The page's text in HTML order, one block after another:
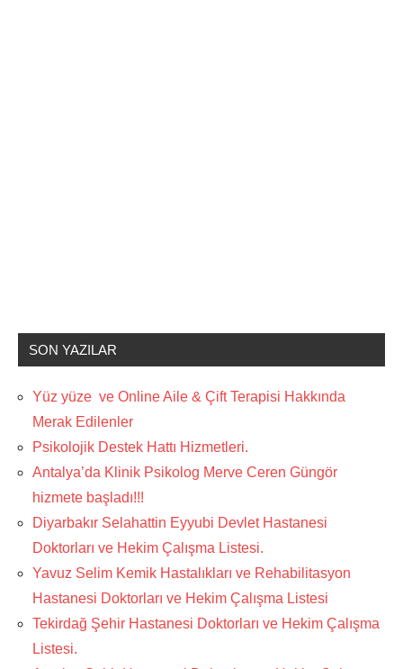
SON YAZILAR
Yüz yüze ve Online Aile & Çift Terapisi Hakkında
Merak Edilenler
Psikolojik Destek Hattı Hizmetleri.
Antalya’da Klinik Psikolog Merve Ceren Güngör
hizmete başladı!!!
Diyarbakır Selahattin Eyyubi Devlet Hastanesi
Doktorları ve Hekim Çalışma Listesi.
Yavuz Selim Kemik Hastalıkları ve Rehabilitasyon
Hastanesi Doktorları ve Hekim Çalışma Listesi
Tekirdağ Şehir Hastanesi Doktorları ve Hekim Çalışma
Listesi.